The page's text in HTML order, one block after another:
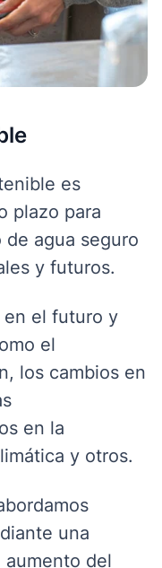
es
plazo para
agua seguro
y futuros.
en el futuro y
el
los cambios en
en la
y otros.
una
del